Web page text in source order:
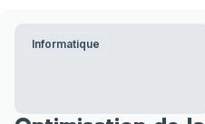
Informatique